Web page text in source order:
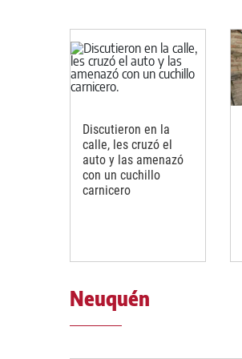
Discutieron en la
calle, les cruzó el
auto y las amenazó
con un cuchillo
carnicero
Neuquén